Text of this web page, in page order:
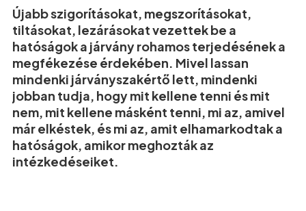
Újabb szigorításokat, megszorításokat,
tiltásokat, lezárásokat vezettek be a
hatóságok a járvány rohamos terjedésének a
megfékezése érdekében. Mivel lassan
mindenki járványszakértő lett, mindenki
jobban tudja, hogy mit kellene tenni és mit
nem, mit kellene másként tenni, mi az, amivel
már elkéstek, és mi az, amit elhamarkodtak a
hatóságok, amikor meghozták az
intézkedéseiket.